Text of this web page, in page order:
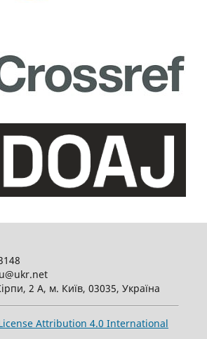
2 А, м. Київ, 03035, Україна
Attribution 4.0 International